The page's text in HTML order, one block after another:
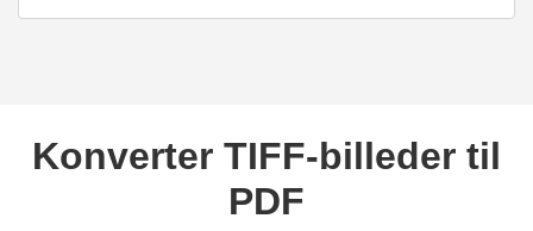
Konverter TIFF-billeder til
PDF